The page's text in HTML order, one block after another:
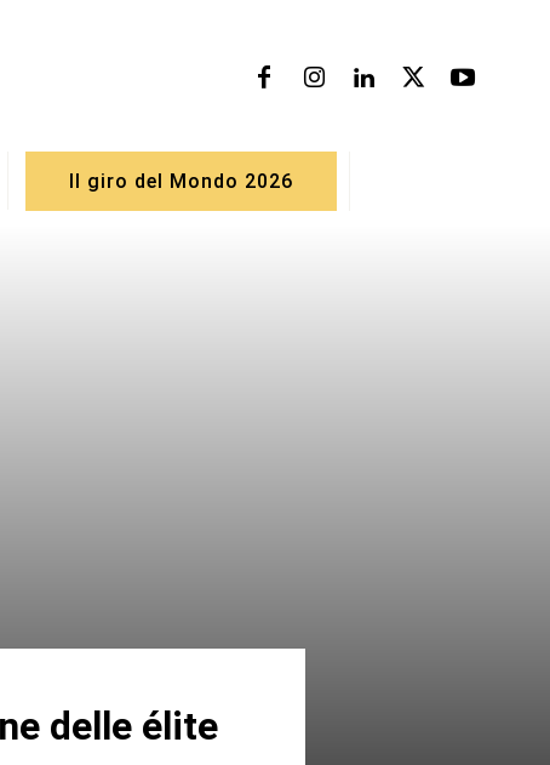
Il giro del Mondo 2026
delle élite